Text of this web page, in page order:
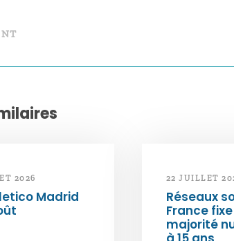
2026
Madrid
22 JUILLET
Réseaux
France
majorité